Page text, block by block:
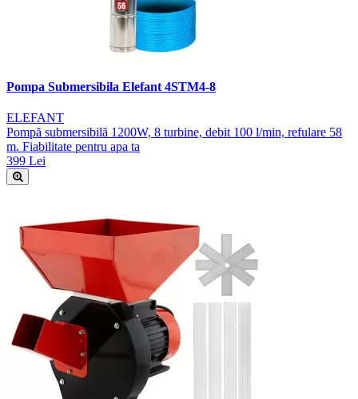
Pompa Submersibila Elefant 4STM4-8
ELEFANT
Pompă submersibilă 1200W, 8 turbine, debit 100 l/min, refulare 58
m. Fiabilitate pentru apa ta
399 Lei